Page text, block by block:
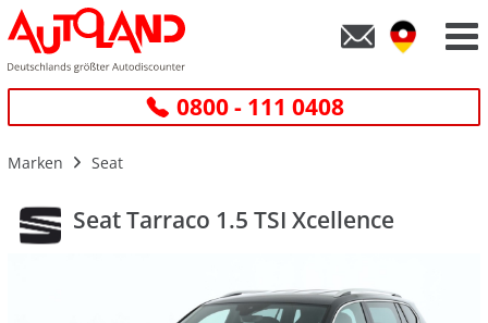
0800 - 111 0408
Marken Seat
Seat Tarraco 1.5 TSI Xcellence